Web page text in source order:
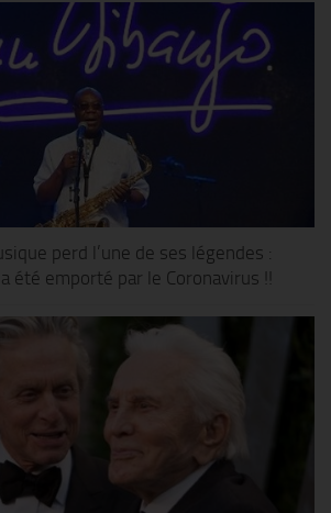
perd l’une de ses légendes :
été emporté par le Coronavirus !!